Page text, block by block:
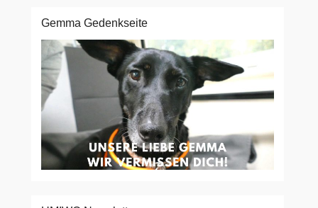
Gemma Gedenkseite